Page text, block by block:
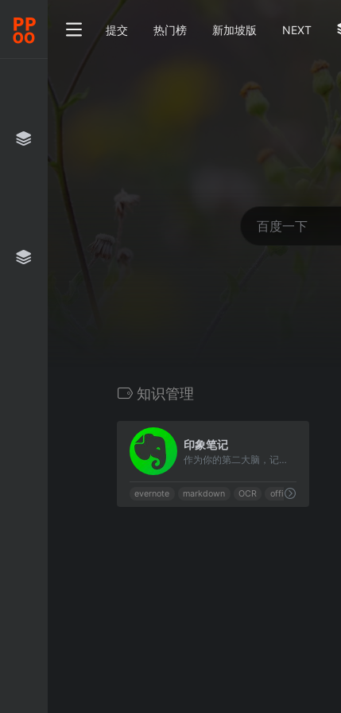
提交 热门榜 新加坡版 NEXT
知识管理
印象笔记
作为你的第二大脑，记录就用印象笔记。
evernote markdown OCR office